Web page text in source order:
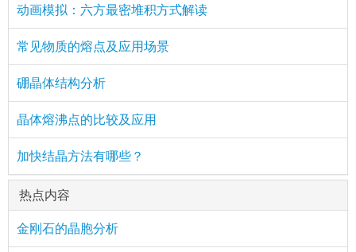
动画模拟：六方最密堆积方式解读
常见物质的熔点及应用场景
硼晶体结构分析
晶体熔沸点的比较及应用
加快结晶方法有哪些？
热点内容
金刚石的晶胞分析